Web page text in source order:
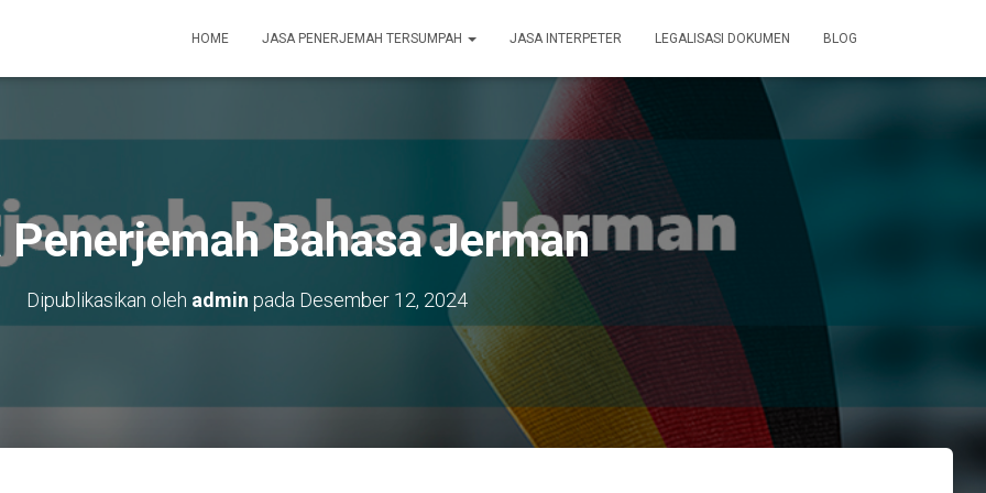
HOME JASA PENERJEMAH TERSUMPAH JASA INTERPETER LEGALISASI DOKUMEN BLOG
Bahasa Jerman
Dipublikasikan oleh admin pada Desember 12, 2024